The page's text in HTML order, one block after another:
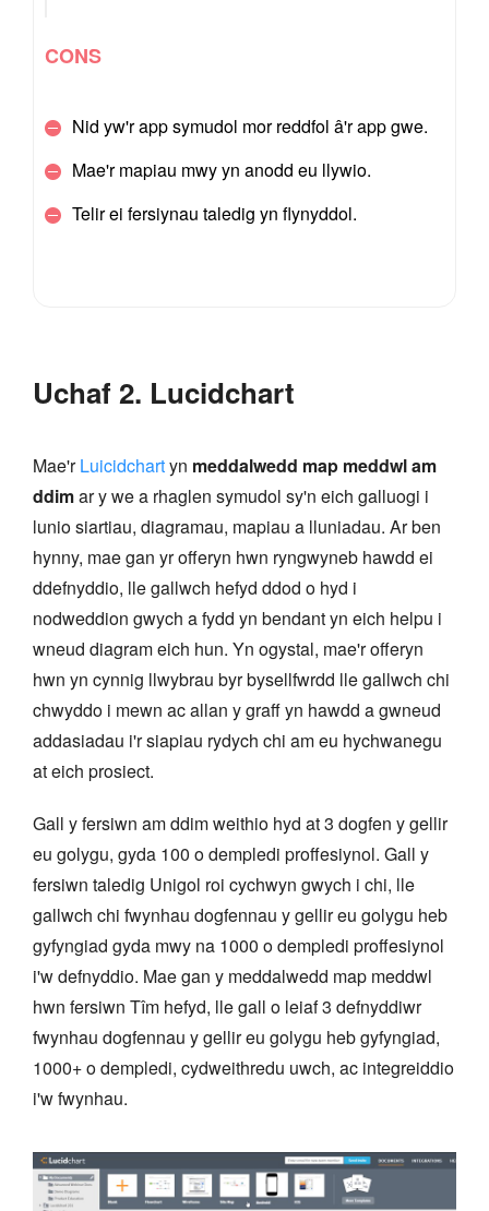
CONS
Nid yw'r app symudol mor reddfol â'r app gwe.
Mae'r mapiau mwy yn anodd eu llywio.
Telir ei fersiynau taledig yn flynyddol.
Uchaf 2. Lucidchart
Mae'rLuicidchartyn meddalwedd map meddwl am
ddimar y we a rhaglen symudol sy'n eich galluogi i
lunio siartiau, diagramau, mapiau a lluniadau. Ar ben
hynny, mae gan yr offeryn hwn ryngwyneb hawdd ei
ddefnyddio, lle gallwch hefyd ddod o hyd i
nodweddion gwych a fydd yn bendant yn eich helpu i
wneud diagram eich hun. Yn ogystal, mae'r offeryn
hwn yn cynnig llwybrau byr bysellfwrdd lle gallwch chi
chwyddo i mewn ac allan y graff yn hawdd a gwneud
addasiadau i'r siapiau rydych chi am eu hychwanegu
at eich prosiect.
Gall y fersiwn am ddim weithio hyd at 3 dogfen y gellir
eu golygu, gyda 100 o dempledi proffesiynol. Gall y
fersiwn taledig Unigol roi cychwyn gwych i chi, lle
gallwch chi fwynhau dogfennau y gellir eu golygu heb
gyfyngiad gyda mwy na 1000 o dempledi proffesiynol
i'w defnyddio. Mae gan y meddalwedd map meddwl
hwn fersiwn Tîm hefyd, lle gall o leiaf 3 defnyddiwr
fwynhau dogfennau y gellir eu golygu heb gyfyngiad,
1000+ o dempledi, cydweithredu uwch, ac integreiddio
i'w fwynhau.